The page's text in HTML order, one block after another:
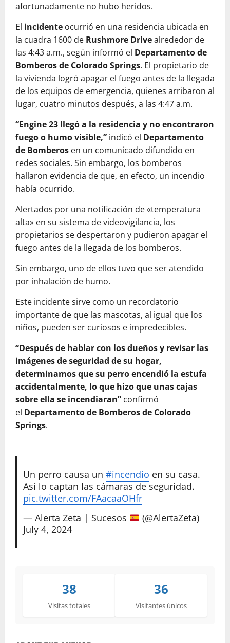
afortunadamente no hubo heridos.
El incidente ocurrió en una residencia ubicada en
la cuadra 1600 de Rushmore Drivealrededor de
las 4:43 a.m., según informó el Departamento de
Bomberos de Colorado Springs. El propietario de
la vivienda logró apagar el fuego antes de la llegada
de los equipos de emergencia, quienes arribaron al
lugar, cuatro minutos después, a las 4:47 a.m.
“Engine 23 llegó a la residencia y no encontraron
fuego o humo visible,” indicó el Departamento
de Bomberos en un comunicado difundido en
redes sociales. Sin embargo, los bomberos
hallaron evidencia de que, en efecto, un incendio
había ocurrido.
Alertados por una notificación de «temperatura
alta» en su sistema de videovigilancia, los
propietarios se despertaron y pudieron apagar el
fuego antes de la llegada de los bomberos.
Sin embargo, uno de ellos tuvo que ser atendido
por inhalación de humo.
Este incidente sirve como un recordatorio
importante de que las mascotas, al igual que los
niños, pueden ser curiosos e impredecibles.
“Después de hablar con los dueños y revisar las
imágenes de seguridad de su hogar,
determinamos que su perro encendió la estufa
accidentalmente, lo que hizo que unas cajas
sobre ella se incendiaran” confirmó
el Departamento de Bomberos de Colorado
Springs.
Un perro causa un #incendio en su casa.
Así lo captan las cámaras de seguridad.
pic.twitter.com/FAacaaOHfr
— Alerta Zeta | Sucesos
(@AlertaZeta)
July 4, 2024
38
Visitas totales
36
Visitantes únicos